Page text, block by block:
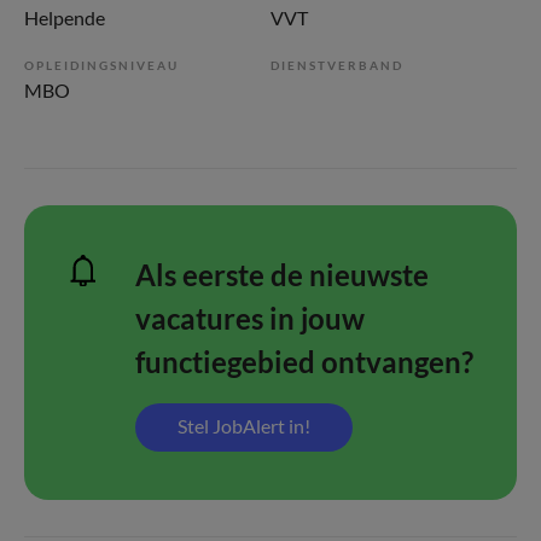
Helpende VVT
OPLEIDINGSNIVEAU
MBO
DIENSTVERBAND
Als eerste de nieuwste
vacatures in jouw
functiegebied ontvangen?
Stel JobAlert in!